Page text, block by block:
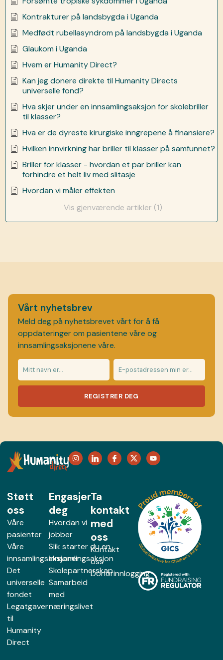
Kontrakturer på landsbygda i Uganda
Medfødt rubellasyndrom på landsbygda i Uganda
Glaukom i Uganda
Hvem er Humanity Direct?
Kan jeg donere direkte til Humanity Directs
universelle fond?
Hva skjer under en innsamlingsaksjon for skolebriller
til klasser?
Hva er de dyreste kirurgiske inngrepene å finansiere?
Hvilken innvirkning har briller til klasser på samfunnet?
Briller for klasser - hvordan et par briller kan
forhindre et helt liv med slitasje
Hvordan vi måler effekten
Vis gjenværende artikler (1)
Vårt nyhetsbrev
Meld deg på nyhetsbrevet vårt for å få
oppdateringer om pasientene våre og
innsamlingsaksjonene våre.
REGISTRER DEG
Støtt
oss
Våre
pasienter
Våre
innsamlingsaksjoner
Det
universelle
fondet
Legatgaver
til
Humanity
Direct
Engasjer
deg
Hvordan vi
jobber
Slik starter du en
innsamlingsaksjon
Skolepartnerskap
Samarbeid
med
næringslivet
Ta
kontakt
med
oss
Kontakt
oss
Donorinnlogging